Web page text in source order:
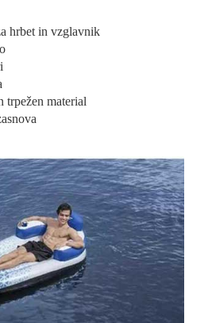
hrbet in vzglavnik
trpežen material